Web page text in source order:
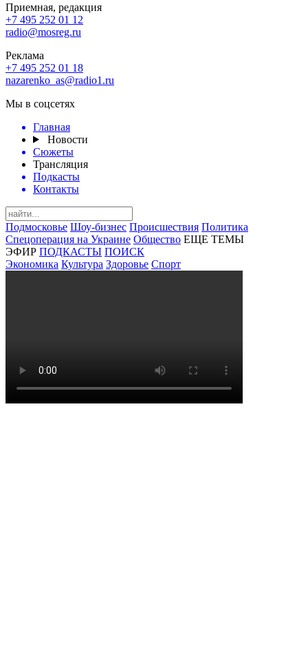
Приемная, редакция
+7 495 252 01 12
radio@mosreg.ru
Реклама
+7 495 252 01 18
nazarenko_as@radio1.ru
Мы в соцсетях
Главная
Новости
Сюжеты
Трансляция
Подкасты
Контакты
Подмосковье Шоу-бизнес Происшествия Политика
Спецоперация на Украине Общество ЕЩЕ ТЕМЫ
ЭФИР ПОДКАСТЫ ПОИСК
Экономика Культура Здоровье Спорт